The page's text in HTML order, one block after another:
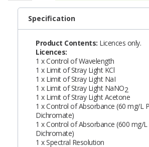
Specification
Product Contents: Licences only.
Licences:
1 x Control of Wavelength
1 x Limit of Stray Light KCl
1 x Limit of Stray Light NaI
1 x Limit of Stray Light NaNO2
1 x Limit of Stray Light Acetone
1 x Control of Absorbance (60 mg/L
Dichromate)
1 x Control of Absorbance (600 mg/
Dichromate)
1 x Spectral Resolution